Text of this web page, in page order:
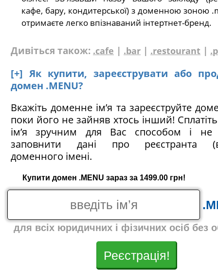
кафе, бару, кондитерської) з доменною зоною
отримаєте легко впізнаваний інтертнет-бренд.
Дивіться також: .cafe | .bar | .restourant |
[+] Як купити, зареєструвати або
домен .MENU?
Вкажіть доменне ім’я та зареєструйте
поки його не зайняв хтось інший!
ім’я зручним для Вас способом і не
заповнити дані про реєстранта
доменного імені.
Купити домен .MENU зараз за 1499.00 грн!
для всіх юридичних і фізичних осіб без
Реєстрація!